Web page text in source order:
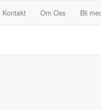
Kontakt Om Oss Bli